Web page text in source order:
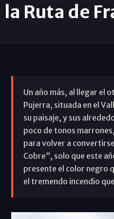
la Ruta de
Un año más, al llegar el
Pujerra, situada en el
su paisaje, y sus
poco de tonos
para volver a
Cobre”, solo que este
presente el color negro
el tremendo incendio